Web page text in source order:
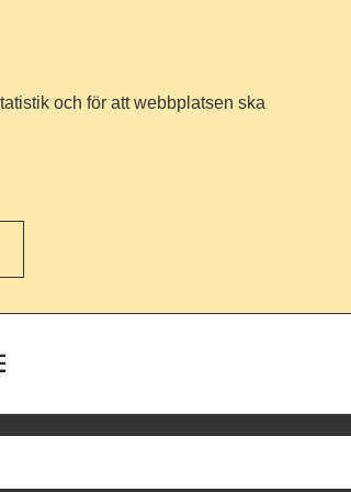
och för att webbplatsen ska